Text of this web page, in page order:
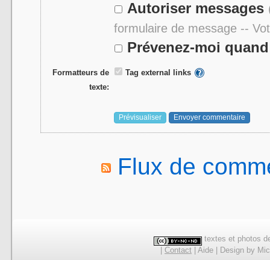
Autoriser messages
formulaire de message --
Prévenez-moi
Formatteurs de
texte:
Tag external links
Flux de
textes et photos
Contact Aide Design by